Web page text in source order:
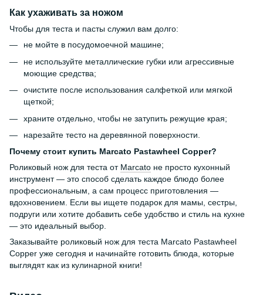
Как ухаживать за ножом
Чтобы для теста и пасты служил вам долго:
не мойте в посудомоечной машине;
не используйте металлические губки или агрессивные
моющие средства;
очистите после использования салфеткой или мягкой
щеткой;
храните отдельно, чтобы не затупить режущие края;
нарезайте тесто на деревянной поверхности.
Почему стоит купить Marcato Pastawheel Copper?
Роликовый нож для теста от Marcato не просто кухонный
инструмент — это способ сделать каждое блюдо более
профессиональным, а сам процесс приготовления —
вдохновением. Если вы ищете подарок для мамы, сестры,
подруги или хотите добавить себе удобство и стиль на кухне
— это идеальный выбор.
Заказывайте роликовый нож для теста Marcato Pastawheel
Copper уже сегодня и начинайте готовить блюда, которые
выглядят как из кулинарной книги!